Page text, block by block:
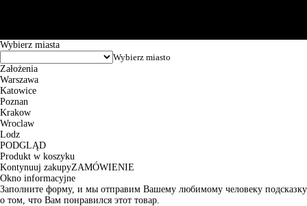
Wybierz miasta
Założenia
Warszawa
Katowice
Poznan
Krakow
Wroclaw
Lodz
PODGLĄD
Produkt w koszyku
Kontynuuj zakupyZAMÓWIENIE
Okno informacyjne
Заполните форму, и мы отправим Вашему любимому человеку подсказку
о том, что Вам понравился этот товар.